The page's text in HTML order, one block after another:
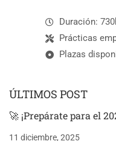
Duración:
Prácticas
Plazas
ÚLTIMOS POST
🚀 ¡Prepárate para el
11 diciembre, 2025